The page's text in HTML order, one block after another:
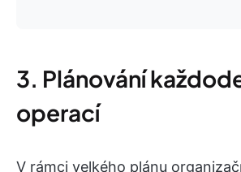
3. Plánování
operací
V rámci velkého plánu